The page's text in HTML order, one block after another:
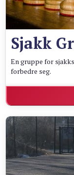
Sjakk
En gruppe for
forbedre seg.